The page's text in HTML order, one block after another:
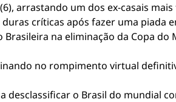
arrastando um dos ex-casais
críticas após fazer uma piada
na eliminação da Copa do
no rompimento virtual
o Brasil do mundial